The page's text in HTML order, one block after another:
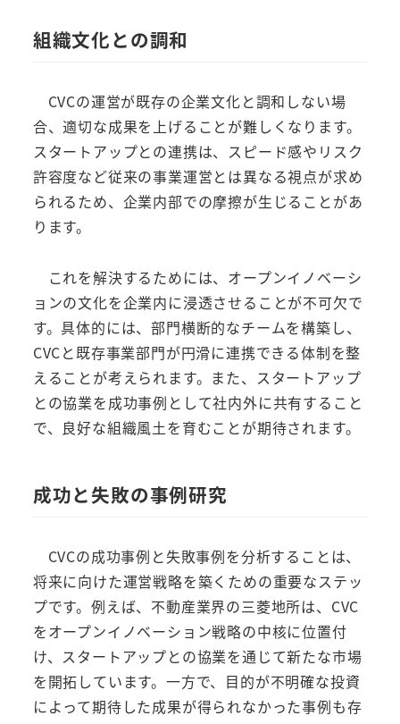
組織文化との調和
CVCの運営が既存の企業文化と調和しない場
合、適切な成果を上げることが難しくなります。
スタートアップとの連携は、スピード感やリスク
許容度など従来の事業運営とは異なる視点が求め
られるため、企業内部での摩擦が生じることがあ
ります。
これを解決するためには、オープンイノベーシ
ョンの文化を企業内に浸透させることが不可欠で
す。具体的には、部門横断的なチームを構築し、
CVCと既存事業部門が円滑に連携できる体制を整
えることが考えられます。また、スタートアップ
との協業を成功事例として社内外に共有すること
で、良好な組織風土を育むことが期待されます。
成功と失敗の事例研究
CVCの成功事例と失敗事例を分析することは、
将来に向けた運営戦略を築くための重要なステッ
プです。例えば、不動産業界の三菱地所は、CVC
をオープンイノベーション戦略の中核に位置付
け、スタートアップとの協業を通じて新たな市場
を開拓しています。一方で、目的が不明確な投資
によって期待した成果が得られなかった事例も存